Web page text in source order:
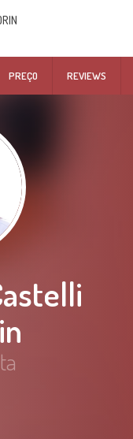
PREÇO REVIEWS